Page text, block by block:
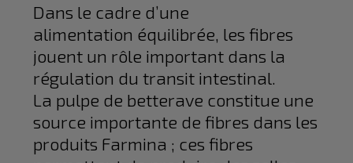
Dans le cadre d’une
alimentation équilibrée, les fibres
jouent un rôle important dans la
régulation du transit intestinal.
La pulpe de betterave constitue une
source importante de fibres dans les
produits Farmina ; ces fibres